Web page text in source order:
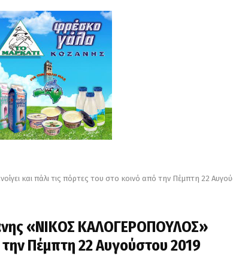
και πάλι τις πόρτες του στο κοινό από την Πέμπτη 22
«ΝΙΚΟΣ ΚΑΛΟΓΕΡΟΠΟΥΛΟΣ»
την Πέμπτη 22 Αυγούστου 2019